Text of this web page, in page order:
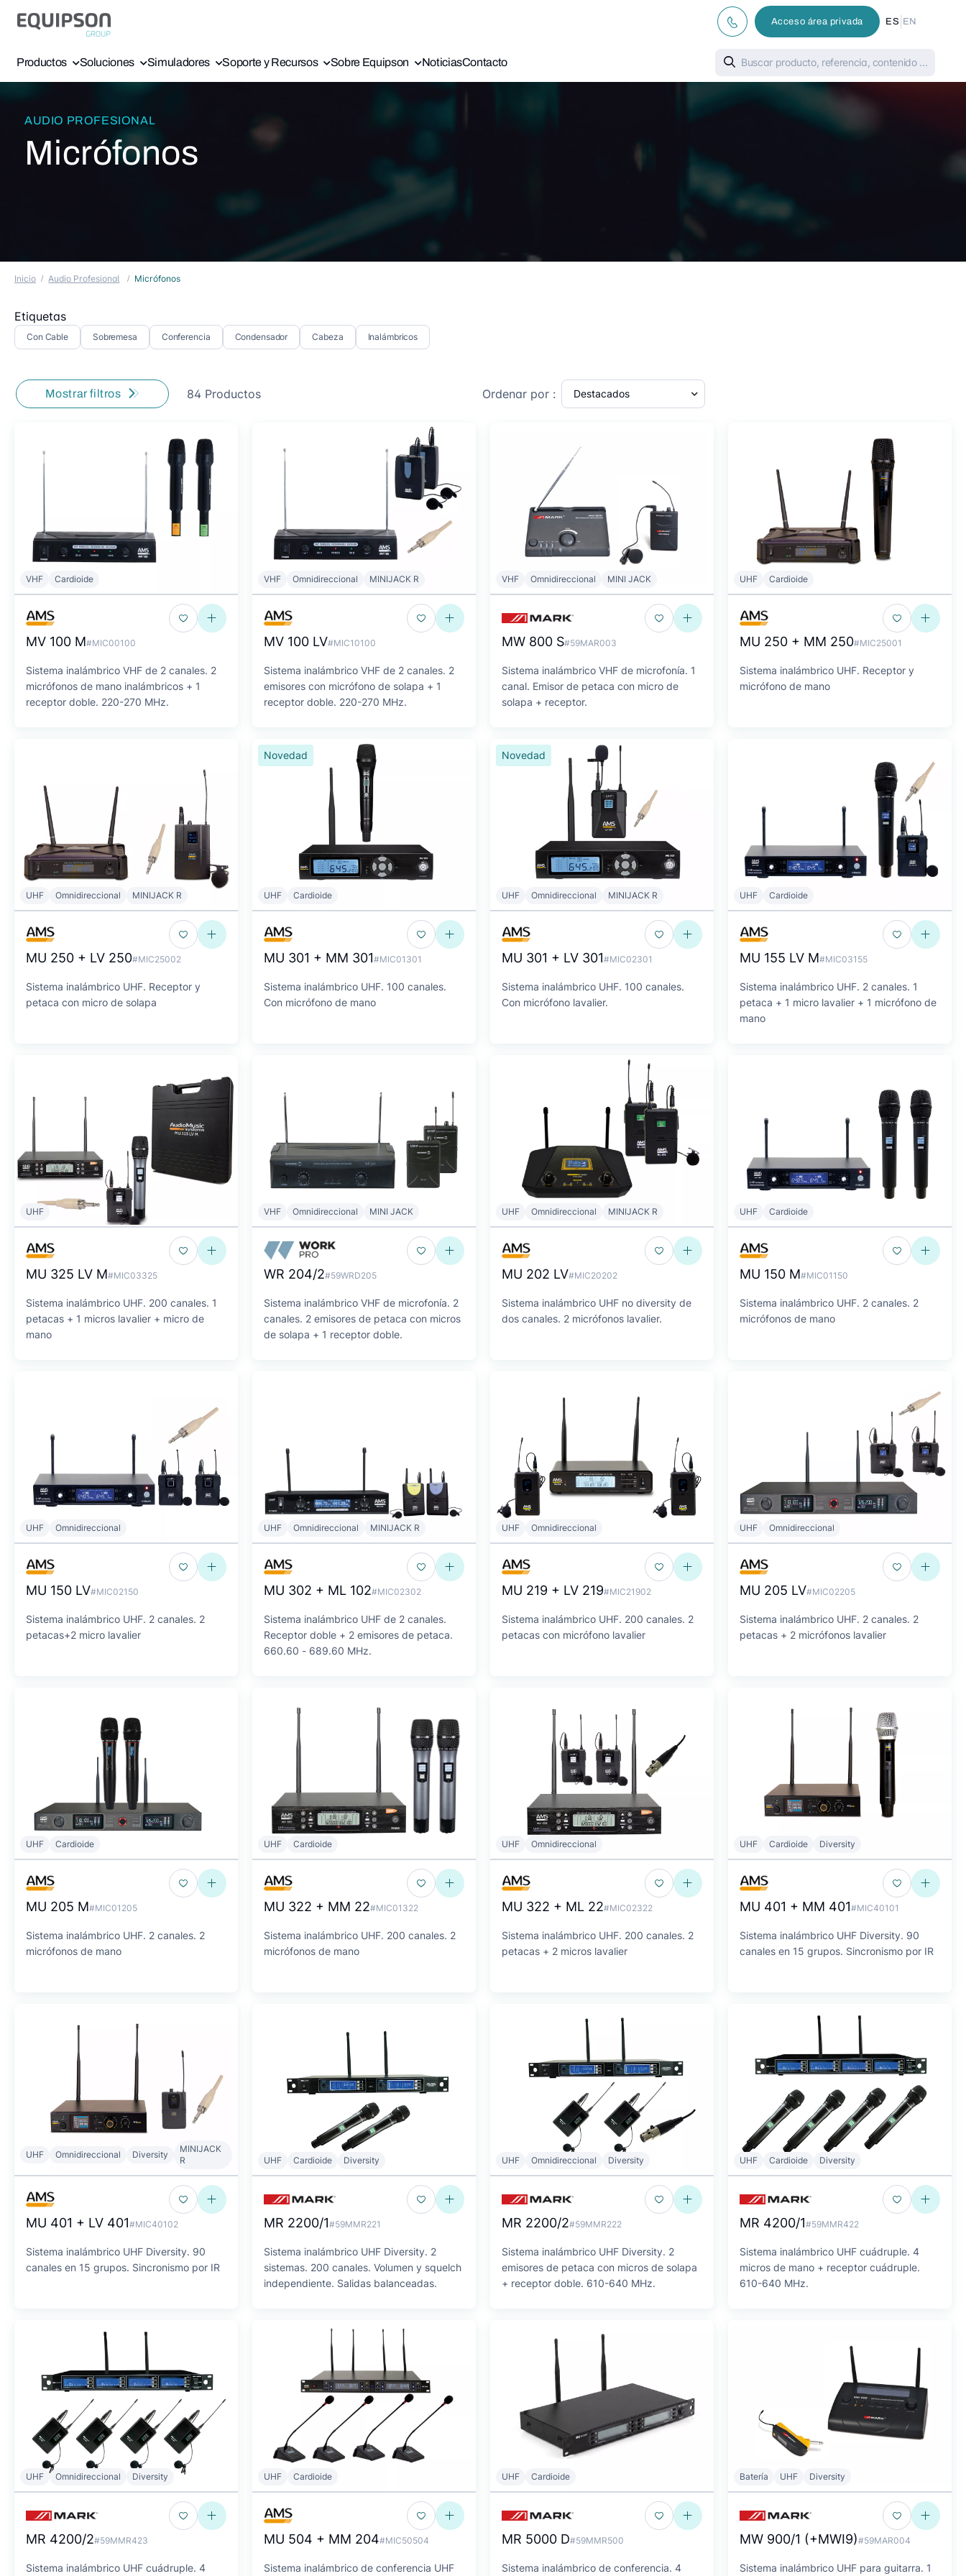
Acceso área privada ES EN
Productos Soluciones Simuladores Soporte y Recursos Sobre Equipson NoticiasContacto
AUDIO PROFESIONAL
Micrófonos
Inicio Audio Profesional Micrófonos
Etiquetas
Con Cable Sobremesa Conferencia Condensador Cabeza Inalámbricos
Mostrar filtros 84 Productos Ordenar por :
VHF Cardioide
MV 100 M#MIC00100
Sistema inalámbrico VHF de 2 canales. 2
micrófonos de mano inalámbricos + 1
receptor doble. 220-270 MHz.
VHF Omnidireccional MINIJACK R
MV 100 LV#MIC10100
Sistema inalámbrico VHF de 2 canales. 2
emisores con micrófono de solapa + 1
receptor doble. 220-270 MHz.
VHF Omnidireccional MINI JACK
MW 800 S#59MAR003
Sistema inalámbrico VHF de microfonía. 1
canal. Emisor de petaca con micro de
solapa + receptor.
UHF Cardioide
MU 250 + MM 250#MIC25001
Sistema inalámbrico UHF. Receptor y
micrófono de mano
UHF Omnidireccional MINIJACK R
MU 250 + LV 250#MIC25002
Sistema inalámbrico UHF. Receptor y
petaca con micro de solapa
Novedad
UHF Cardioide
MU 301 + MM 301#MIC01301
Sistema inalámbrico UHF. 100 canales.
Con micrófono de mano
Novedad
UHF Omnidireccional MINIJACK R
MU 301 + LV 301#MIC02301
Sistema inalámbrico UHF. 100 canales.
Con micrófono lavalier.
UHF Cardioide
MU 155 LV M#MIC03155
Sistema inalámbrico UHF. 2 canales. 1
petaca + 1 micro lavalier + 1 micrófono de
mano
UHF
MU 325 LV M#MIC03325
Sistema inalámbrico UHF. 200 canales. 1
petacas + 1 micros lavalier + micro de
mano
VHF Omnidireccional MINI JACK
WR 204/2#59WRD205
Sistema inalámbrico VHF de microfonía. 2
canales. 2 emisores de petaca con micros
de solapa + 1 receptor doble.
UHF Omnidireccional MINIJACK R
MU 202 LV#MIC20202
Sistema inalámbrico UHF no diversity de
dos canales. 2 micrófonos lavalier.
UHF Cardioide
MU 150 M#MIC01150
Sistema inalámbrico UHF. 2 canales. 2
micrófonos de mano
UHF Omnidireccional
MU 150 LV#MIC02150
Sistema inalámbrico UHF. 2 canales. 2
petacas+2 micro lavalier
UHF Omnidireccional MINIJACK R
MU 302 + ML 102#MIC02302
Sistema inalámbrico UHF de 2 canales.
Receptor doble + 2 emisores de petaca.
660.60 - 689.60 MHz.
UHF Omnidireccional
MU 219 + LV 219#MIC21902
Sistema inalámbrico UHF. 200 canales. 2
petacas con micrófono lavalier
UHF Omnidireccional
MU 205 LV#MIC02205
Sistema inalámbrico UHF. 2 canales. 2
petacas + 2 micrófonos lavalier
UHF Cardioide
MU 205 M#MIC01205
Sistema inalámbrico UHF. 2 canales. 2
micrófonos de mano
UHF Cardioide
MU 322 + MM 22#MIC01322
Sistema inalámbrico UHF. 200 canales. 2
micrófonos de mano
UHF Omnidireccional
MU 322 + ML 22#MIC02322
Sistema inalámbrico UHF. 200 canales. 2
petacas + 2 micros lavalier
UHF Cardioide Diversity
MU 401 + MM 401#MIC40101
Sistema inalámbrico UHF Diversity. 90
canales en 15 grupos. Sincronismo por IR
UHF Omnidireccional Diversity
MINIJACK
R
MU 401 + LV 401#MIC40102
Sistema inalámbrico UHF Diversity. 90
canales en 15 grupos. Sincronismo por IR
UHF Cardioide Diversity
MR 2200/1#59MMR221
Sistema inalámbrico UHF Diversity. 2
sistemas. 200 canales. Volumen y squelch
independiente. Salidas balanceadas.
UHF Omnidireccional Diversity
MR 2200/2#59MMR222
Sistema inalámbrico UHF Diversity. 2
emisores de petaca con micros de solapa
+ receptor doble. 610-640 MHz.
UHF Cardioide Diversity
MR 4200/1#59MMR422
Sistema inalámbrico UHF cuádruple. 4
micros de mano + receptor cuádruple.
610-640 MHz.
UHF Omnidireccional Diversity
MR 4200/2#59MMR423
Sistema inalámbrico UHF cuádruple. 4
UHF Cardioide
MU 504 + MM 204#MIC50504
Sistema inalámbrico de conferencia UHF
UHF Cardioide
MR 5000 D#59MMR500
Sistema inalámbrico de conferencia. 4
Batería UHF Diversity
MW 900/1 (+MWI9)#59MAR004
Sistema inalámbrico UHF para guitarra. 1